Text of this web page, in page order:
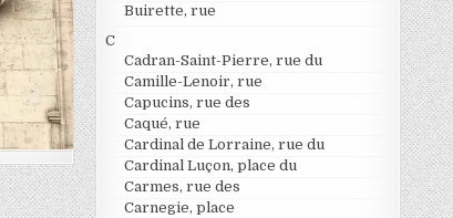
Buirette, rue
C
Cadran-Saint-Pierre, rue du
Camille-Lenoir, rue
Capucins, rue des
Caqué, rue
Cardinal de Lorraine, rue du
Cardinal Luçon, place du
Carmes, rue des
Carnegie, place